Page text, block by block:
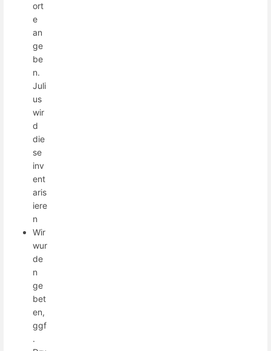
ort
e
an
ge
be
n.
Juli
us
wir
d
die
se
inv
ent
aris
iere
n
Wir
wur
de
n
ge
bet
en,
ggf
.